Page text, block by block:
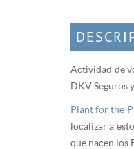
Actividad de
DKV Seguros
Plant for the
localizar a
que nacen los